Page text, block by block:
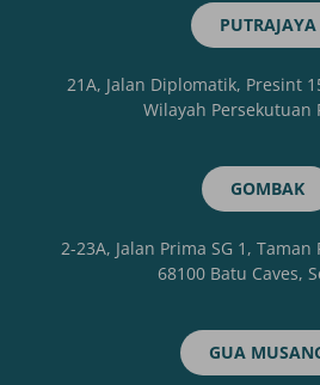
PUTRAJAYA
21A, Jalan Diplomatik, Presint
Wilayah Persekutuan
GOMBAK
2-23A, Jalan Prima SG 1,
68100 Batu Caves,
GUA